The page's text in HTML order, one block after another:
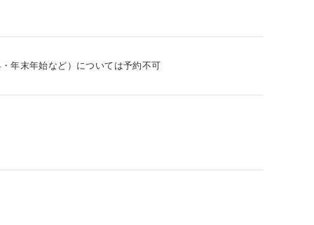
年末年始など）については予約不可